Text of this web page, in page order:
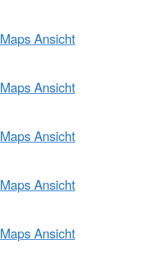
Ansicht
Ansicht
Ansicht
Ansicht
Ansicht